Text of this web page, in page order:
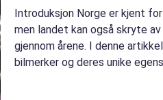
Introduksjon Norge er kjent
men landet kan også skryte
gjennom årene. I denne
bilmerker og deres unike